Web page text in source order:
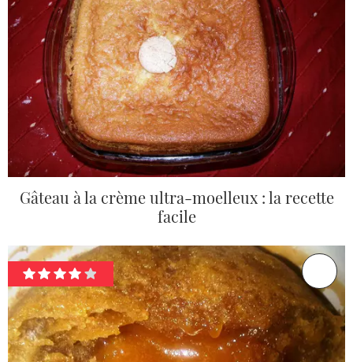
Gâteau à la crème ultra-moelleux : la recette
facile